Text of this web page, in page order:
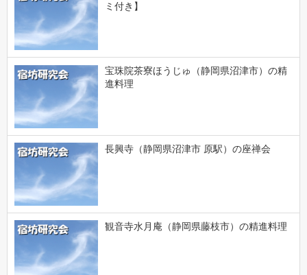
ミ付き】
宝珠院茶寮ほうじゅ（静岡県沼津市）の精
進料理
長興寺（静岡県沼津市 原駅）の座禅会
観音寺水月庵（静岡県藤枝市）の精進料理